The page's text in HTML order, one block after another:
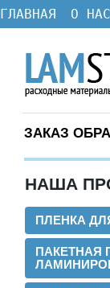
ГЛАВНАЯ О НАС
ЗАКАЗ
НАША
ПЛЕНКА
ПАКЕТНАЯ